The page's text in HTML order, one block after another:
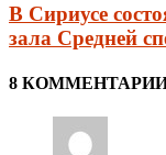
В Сириусе
зала Средней
8